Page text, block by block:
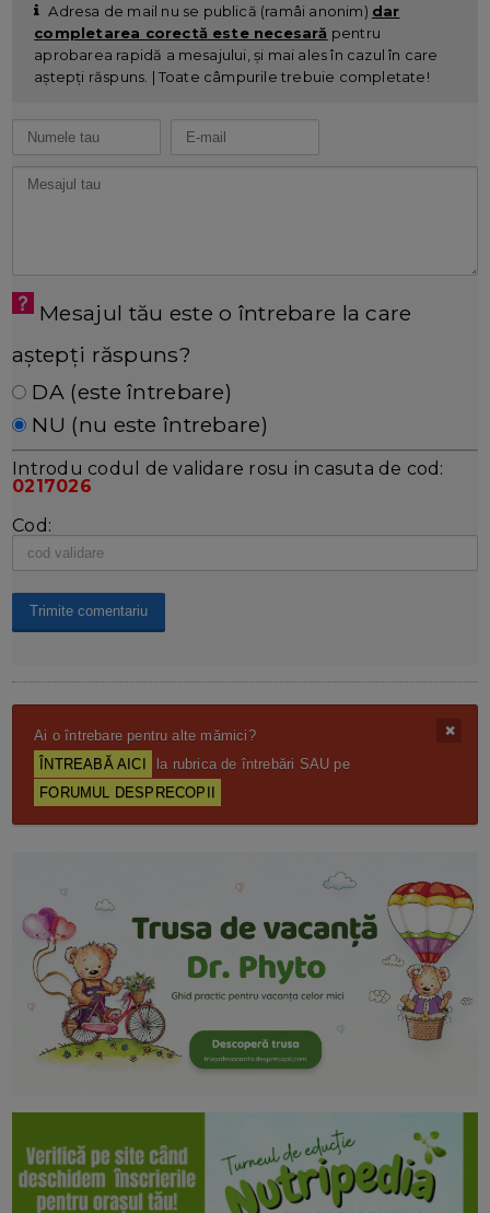
Adresa de mail nu se publică (ramâi anonim) dar
completarea corectă este necesară pentru
aprobarea rapidă a mesajului, și mai ales în cazul în care
aștepți răspuns. | Toate câmpurile trebuie completate!
Mesajul tău este o întrebare la care
aștepți răspuns?
DA (este întrebare)
NU (nu este întrebare)
Introdu codul de validare rosu in casuta de cod:
0217026
Cod:
Ai o întrebare pentru alte mămici?
ÎNTREABĂ AICI
la rubrica de întrebări SAU pe
FORUMUL DESPRECOPII